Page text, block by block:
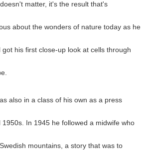
matter, it's the result that's
about the wonders of nature today as he
his first close-up look at cells through
also in a class of his own as a press
In 1945 he followed a midwife who
mountains, a story that was to